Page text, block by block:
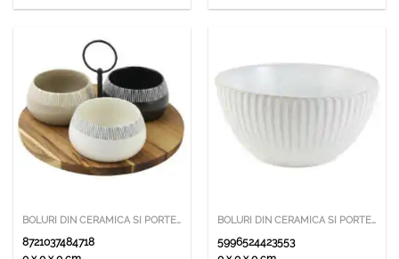
BOLURI DIN CERAMICA SI PORTELAN
8721037484718
BOLURI DIN CERAMICA SI PORTELAN
5996524423553